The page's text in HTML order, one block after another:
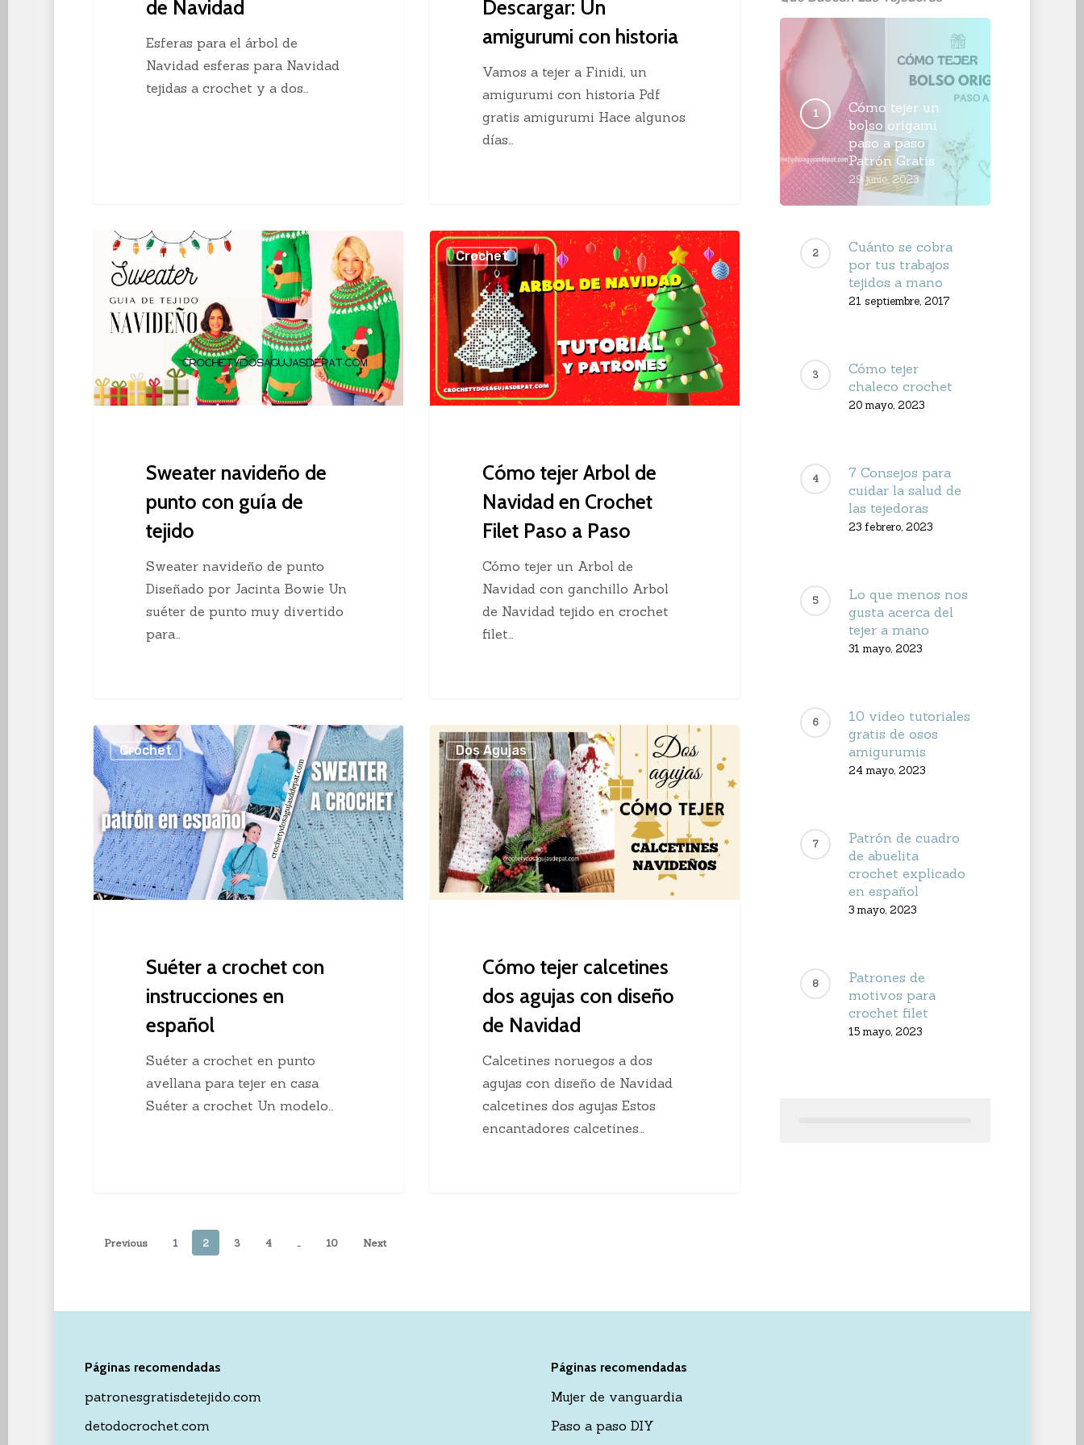
de Navidad
Esferas para el árbol de
Navidad esferas para Navidad
tejidas a crochet y a dos…
Descargar: Un
amigurumi con historia
Vamos a tejer a Finidi, un
amigurumi con historia Pdf
gratis amigurumi Hace algunos
días…
Sweater
navideño
punto
con
de
tejido
Dos Agujas
Sweater navideño de
punto con guía de
tejido
Sweater navideño de punto
Diseñado por Jacinta Bowie Un
suéter de punto muy divertido
para…
Cómo
tejer
Arbol
de
Navidad
Crochet
Filet
Crochet
Cómo tejer Arbol de
Navidad en Crochet
Filet Paso a Paso
Cómo tejer un Arbol de
Navidad con ganchillo Arbol
de Navidad tejido en crochet
filet…
Suéter
a
crochet
con
instrucciones
en
español
Crochet
Suéter a crochet con
instrucciones en
español
Suéter a crochet en punto
avellana para tejer en casa
Suéter a crochet Un modelo…
Cómo
tejer
calcetines
dos
agujas
con
diseño
de
Dos Agujas
Cómo tejer calcetines
dos agujas con diseño
de Navidad
Calcetines noruegos a dos
agujas con diseño de Navidad
calcetines dos agujas Estos
encantadores calcetines…
Previous 1 2 3 4 … 10 Next
Cómo tejer un
bolso origami
paso a paso
Patrón Gratis
29 junio, 2023
Cuánto se cobra
por tus trabajos
tejidos a mano
21 septiembre, 2017
Cómo tejer
chaleco crochet
20 mayo, 2023
7 Consejos para
cuidar la salud de
las tejedoras
23 febrero, 2023
Lo que menos nos
gusta acerca del
tejer a mano
31 mayo, 2023
10 video tutoriales
gratis de osos
amigurumis
24 mayo, 2023
Patrón de cuadro
de abuelita
crochet explicado
en español
3 mayo, 2023
Patrones de
motivos para
crochet filet
15 mayo, 2023
Páginas recomendadas
patronesgratisdetejido.com
detodocrochet.com
Páginas recomendadas
Mujer de vanguardia
Paso a paso DIY